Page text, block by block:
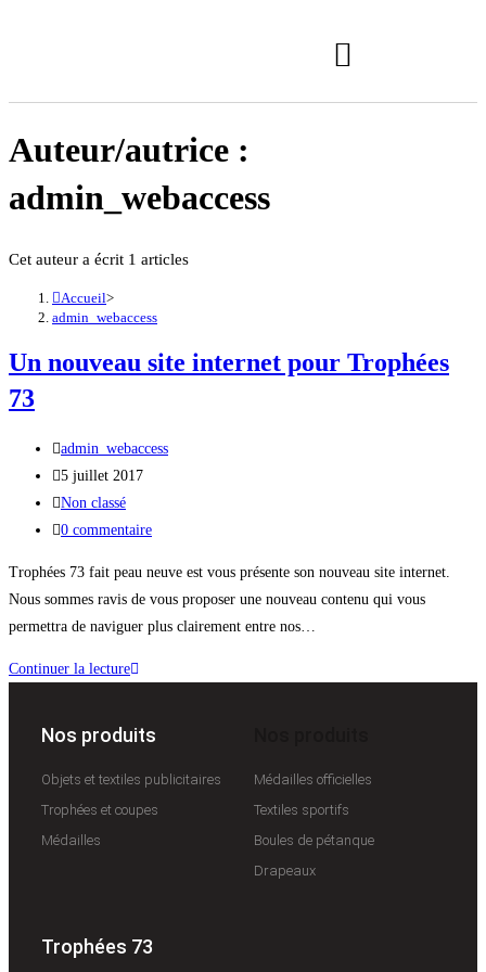
Auteur/autrice :
admin_webaccess
Cet auteur a écrit 1 articles
Accueil>
admin_webaccess
Un nouveau site internet pour Trophées
73
admin_webaccess
5 juillet 2017
Non classé
0 commentaire
Trophées 73 fait peau neuve est vous présente son nouveau site internet.
Nous sommes ravis de vous proposer une nouveau contenu qui vous
permettra de naviguer plus clairement entre nos…
Continuer la lecture
Nos produits
Objets et textiles publicitaires
Trophées et coupes
Médailles
Médailles officielles
Textiles sportifs
Boules de pétanque
Drapeaux
Trophées 73